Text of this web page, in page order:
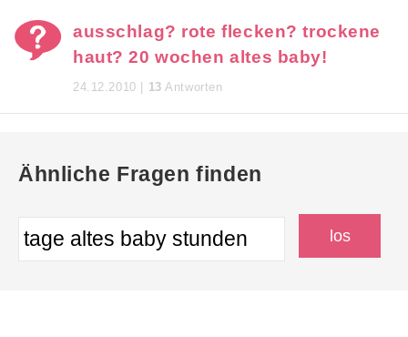
ausschlag? rote flecken? trockene
haut? 20 wochen altes baby!
24.12.2010 | 13 Antworten
Ähnliche Fragen finden